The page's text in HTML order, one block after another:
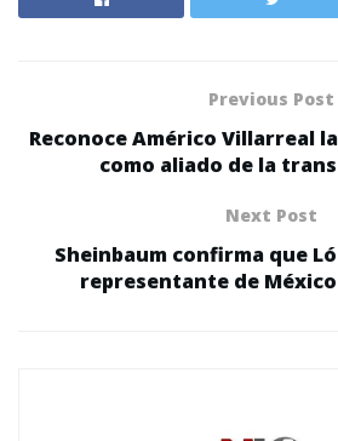
Previous Post
Reconoce Américo Villarreal
como aliado de la
Next Post
Sheinbaum confirma que
representante de México